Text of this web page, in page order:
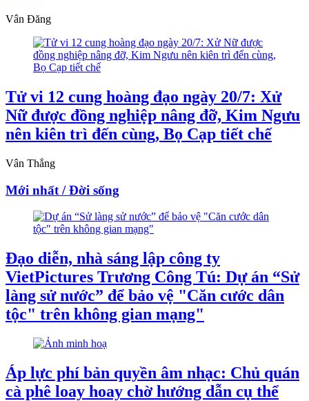
Vân Đăng
Tử vi 12 cung hoàng đạo ngày 20/7: Xử
Nữ được đồng nghiệp nâng đỡ, Kim Ngưu
nên kiên trì đến cùng, Bọ Cạp tiết chế
Vân Thắng
Mới nhất / Đời sống
Đạo diễn, nhà sáng lập công ty
VietPictures Trương Công Tú: Dự án “Sử
làng sử nước” để bảo vệ "Căn cước dân
tộc" trên không gian mạng"
Áp lực phí bản quyền âm nhạc: Chủ quán
cà phê loay hoay chờ hướng dẫn cụ thể